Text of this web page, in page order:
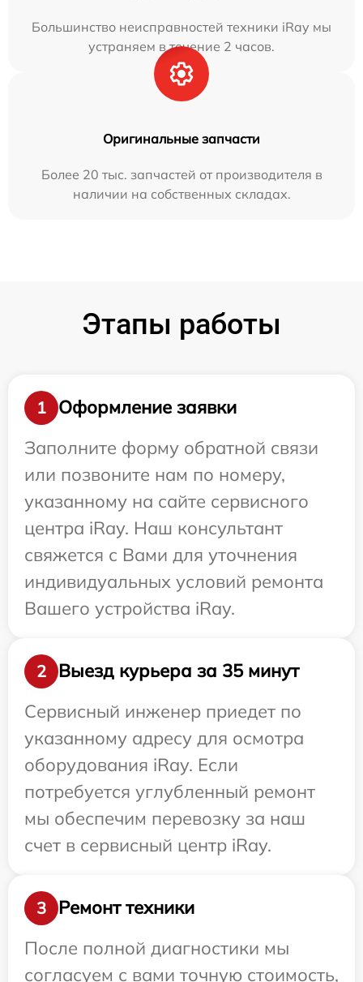
Большинство неисправностей техники iRay мы
устраняем в течение 2 часов.
Оригинальные запчасти
Более 20 тыс. запчастей от производителя в
наличии на собственных складах.
Этапы работы
1
Оформление заявки
Заполните форму обратной связи
или позвоните нам по номеру,
указанному на сайте сервисного
центра iRay. Наш консультант
свяжется с Вами для уточнения
индивидуальных условий ремонта
Вашего устройства iRay.
2
Выезд курьера за 35 минут
Сервисный инженер приедет по
указанному адресу для осмотра
оборудования iRay. Если
потребуется углубленный ремонт
мы обеспечим перевозку за наш
счет в сервисный центр iRay.
3
Ремонт техники
После полной диагностики мы
согласуем с вами точную стоимость,